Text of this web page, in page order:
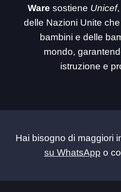
Ware sostiene Unicef
delle Nazioni Unite
bambini e delle
mondo,
istruzione e
Hai bisogno di maggiori
su WhatsApp o